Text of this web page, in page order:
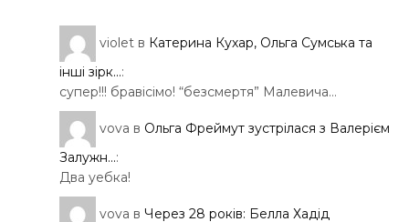
violet в Катерина Кухар, Ольга Сумська та
інші зірк...:
супер!!! бравісімо! “безсмертя” Малевича…
vova в Ольга Фреймут зустрілася з Валерієм
Залужн...:
Два уебка!
vova в Через 28 років: Белла Хадід